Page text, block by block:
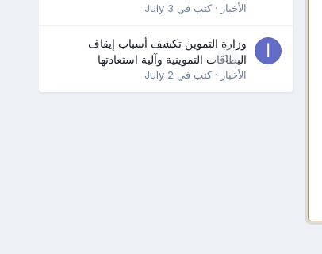
الأخبار · كتب في July 3
0
وزارة التموين تكشف أسباب إيقاف
البطاقات التموينية وآلية استعادتها
الأخبار · كتب في July 2